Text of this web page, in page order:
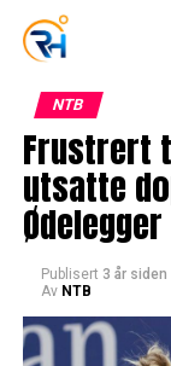
NTB
Frustrert
utsatte
Publisert 3 år siden
Av NTB